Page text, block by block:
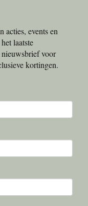
acties, events en
laatste
voor
kortingen.